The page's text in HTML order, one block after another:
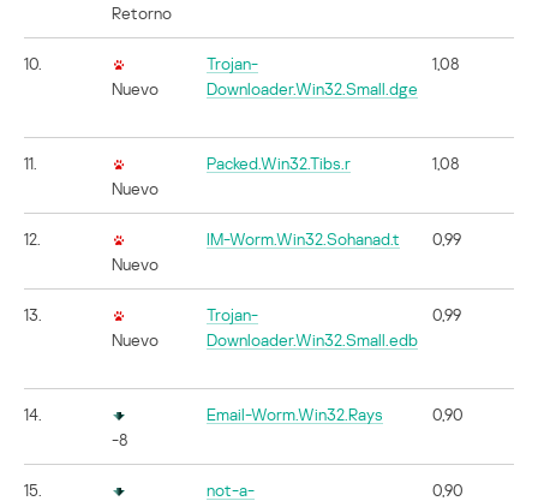
Retorno
10.
Nuevo
Trojan-
Downloader.Win32.Small.dge
1,08
11.
Nuevo
Packed.Win32.Tibs.r 1,08
12.
Nuevo
IM-Worm.Win32.Sohanad.t 0,99
13.
Nuevo
Trojan-
Downloader.Win32.Small.edb
0,99
14.
-8
Email-Worm.Win32.Rays 0,90
15.
not-a-
0,90